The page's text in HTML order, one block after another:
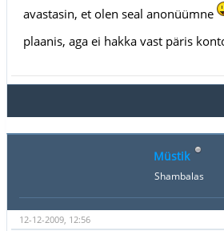
avastasin, et olen seal anonüümne
plaanis, aga ei hakka vast päris
Müstik
Shambalas
12-12-2009, 12:56